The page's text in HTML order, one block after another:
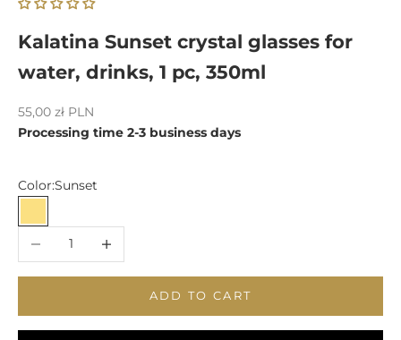
Kalatina Sunset crystal glasses for
water, drinks, 1 pc, 350ml
Sale price
55,00 zł PLN
Processing time 2-3 business days
Color:Sunset
Sunset
Decrease quantity
ADD TO CART